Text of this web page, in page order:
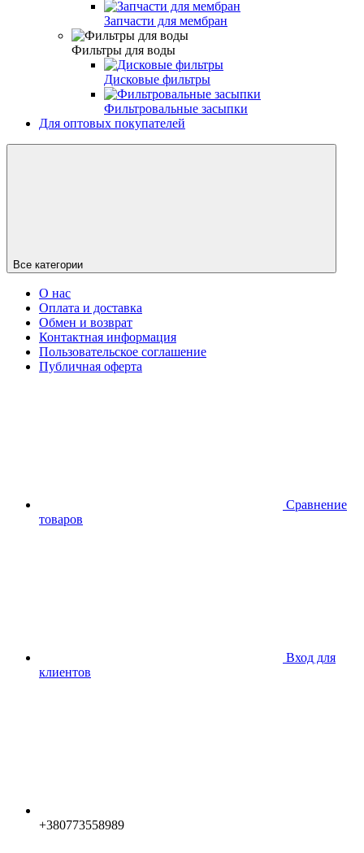
Запчасти для мембран
Фильтры для воды
Дисковые фильтры
Фильтровальные засыпки
Для оптовых покупателей
Все категории
О нас
Оплата и доставка
Обмен и возврат
Контактная информация
Пользовательское соглашение
Публичная оферта
Сравнение
товаров
Вход для
клиентов
+380773558989